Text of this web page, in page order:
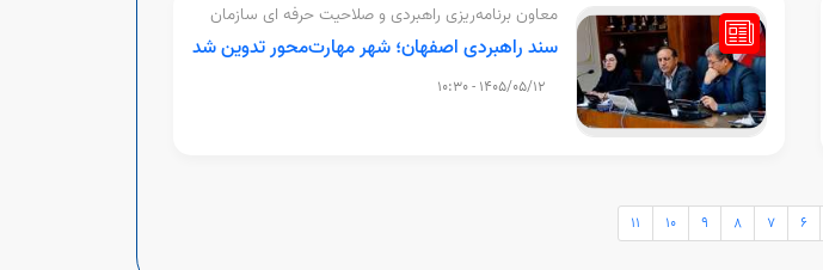
معاون برنامه‌ریزی راهبردی و صلاحیت حرفه ای سازمان
آموزش فنی و حرفه‌ای کشور؛
سند راهبردی اصفهان؛ شهر مهارت‌محور تدوین شد
1405/05/12 - 10:30
6
7
8
9
10
11